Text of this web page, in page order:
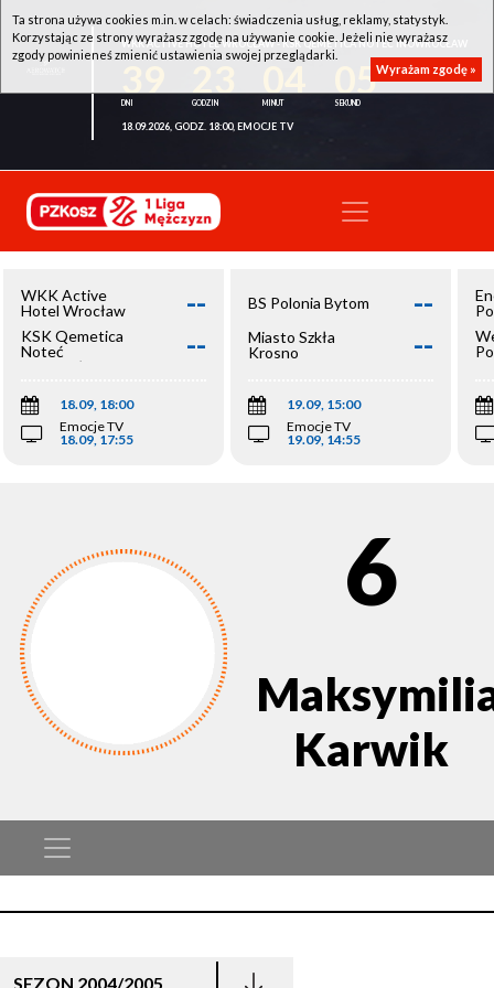
WKK ACTIVE HOTEL WROCŁAW - KSK QEMETICA NOTEĆ INOWROCŁAW
05
18.09.2026, GODZ. 18:00, EMOCJE TV
WKK Active
Hotel Wrocław
--
KSK Qemetica
Noteć
Inowrocław
--
18.09, 18:00
Emocje TV
18.09, 17:55
BS Polonia Bytom --
Miasto Szkła
Krosno
--
19.09, 15:00
Emocje TV
19.09, 14:55
6
Karwik
SEZON 2004/2005
Ta strona używa cookies m.in. w celach: świadczenia usług, reklamy, statystyk.
Korzystając ze strony wyrażasz zgodę na używanie cookie. Jeżeli nie wyrażasz
zgody powinieneś zmienić ustawienia swojej przeglądarki.
Wyrażam zgodę »